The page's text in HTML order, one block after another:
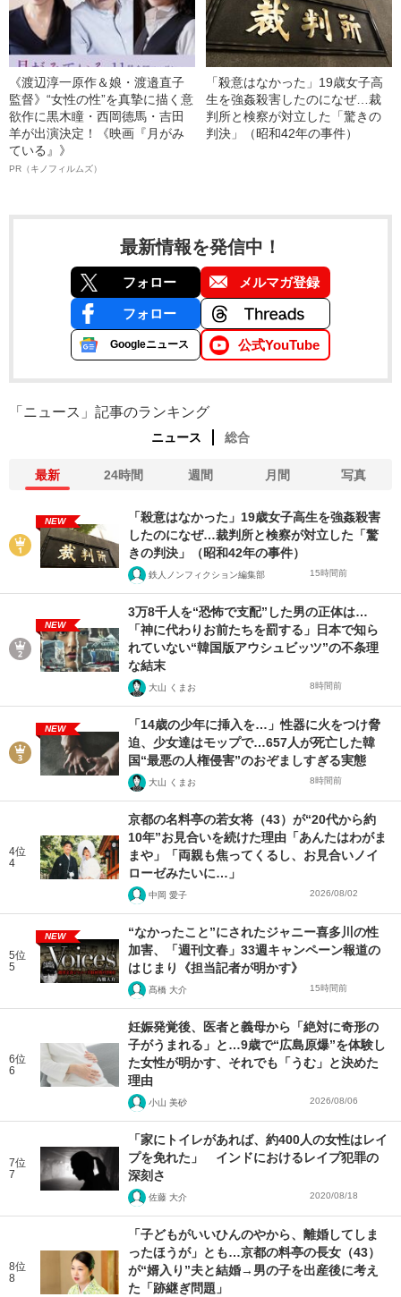
《渡辺淳一原作＆娘・渡邉直子
監督》“女性の性”を真摯に描く意
欲作に黒木瞳・西岡德馬・吉田
羊が出演決定！《映画『月がみ
ている』》
PR（キノフィルムズ）
「殺意はなかった」19歳女子高
生を強姦殺害したのになぜ…裁
判所と検察が対立した「驚きの
判決」（昭和42年の事件）
最新情報を発信中！
フォロー メルマガ登録
フォロー
Googleニュース 公式YouTube
「ニュース」記事のランキング
ニュース 総合
最新 24時間 週間 月間 写真
NEW
「殺意はなかった」19歳女子高生を強姦殺害
したのになぜ…裁判所と検察が対立した「驚
きの判決」（昭和42年の事件）
鉄人ノンフィクション編集部 15時間前
NEW
3万8千人を“恐怖で支配”した男の正体は…
「神に代わりお前たちを罰する」日本で知ら
れていない“韓国版アウシュビッツ”の不条理
な結末
大山 くまお 8時間前
NEW
「14歳の少年に挿入を…」性器に火をつけ脅
迫、少女達はモップで…657人が死亡した韓
国“最悪の人権侵害”のおぞましすぎる実態
大山 くまお 8時間前
4位
4
京都の名料亭の若女将（43）が“20代から約
10年”お見合いを続けた理由「あんたはわがま
まや」「両親も焦ってくるし、お見合いノイ
ローゼみたいに…」
中岡 愛子 2026/08/02
5位
5
NEW
“なかったこと”にされたジャニー喜多川の性
加害、「週刊文春」33週キャンペーン報道の
はじまり《担当記者が明かす》
髙橋 大介 15時間前
6位
6
妊娠発覚後、医者と義母から「絶対に奇形の
子がうまれる」と…9歳で“広島原爆”を体験し
た女性が明かす、それでも「うむ」と決めた
理由
小山 美砂 2026/08/06
7位
7
「家にトイレがあれば、約400人の女性はレイ
プを免れた」 インドにおけるレイプ犯罪の
深刻さ
佐藤 大介 2020/08/18
8位
8
「子どもがいいひんのやから、離婚してしま
ったほうが」とも…京都の料亭の長女（43）
が“婿入り”夫と結婚→男の子を出産後に考え
た「跡継ぎ問題」